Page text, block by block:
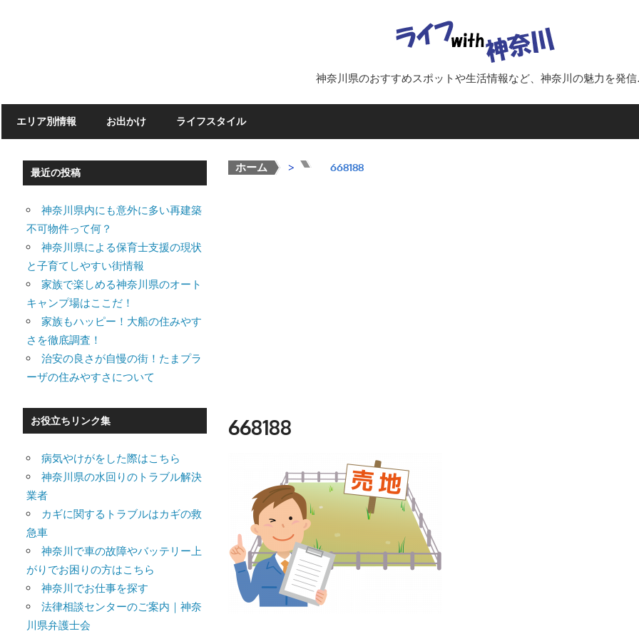
イ
フ
神奈川県のおすすめスポットや生活情報など、神奈川の魅力を発信
エリア別情報 お出かけ ライフスタイル
ホーム > > 668188
668188
最近の投稿
神奈川県内にも意外に多い再建築
不可物件って何？
神奈川県による保育士支援の現状
と子育てしやすい街情報
家族で楽しめる神奈川県のオート
キャンプ場はここだ！
家族もハッピー！大船の住みやす
さを徹底調査！
治安の良さが自慢の街！たまプラ
ーザの住みやすさについて
お役立ちリンク集
病気やけがをした際はこちら
神奈川県の水回りのトラブル解決
業者
カギに関するトラブルはカギの救
急車
神奈川で車の故障やバッテリー上
がりでお困りの方はこちら
神奈川でお仕事を探す
法律相談センターのご案内｜神奈
川県弁護士会